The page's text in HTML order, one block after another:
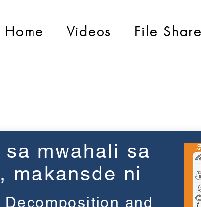
Home Videos File Share
mwahali sa
makansde ni
Decomposition and